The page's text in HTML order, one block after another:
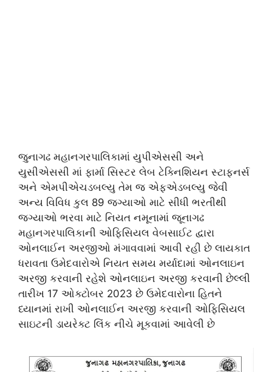
જુનાગઢ મહાનગરપાલિકામાં યુપીએસસી અને
યુસીએસસી માં ફાર્મા સિસ્ટર લેબ ટેક્નિશિયન સ્ટાફનર્સ
અને એમપીએચડબલ્યુ તેમ જ એફએડબલ્યુ જેવી
અન્ય વિવિધ કુલ 89 જગ્યાઓ માટે સીધી ભરતીથી
જગ્યાઓ ભરવા માટે નિયત નમૂનામાં જૂનાગઢ
મહાનગરપાલિકાની ઓફિસિયલ વેબસાઈટ દ્વારા
ઓનલાઈન અરજીઓ મંગાવવામાં આવી રહી છે લાયકાત
ધરાવતા ઉમેદવારોએ નિયત સમય મર્યાદામાં ઓનલાઇન
અરજી કરવાની રહેશે ઓનલાઇન અરજી કરવાની છેલ્લી
તારીખ 17 ઓક્ટોબર 2023 છે ઉમેદવારોના હિતને
ધ્યાનમાં રાખી ઓનલાઈન અરજી કરવાની ઓફિસિયલ
સાઇટની ડાયરેક્ટ લિંક નીચે મૂકવામાં આવેલી છે